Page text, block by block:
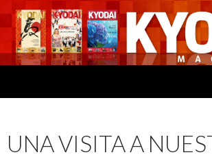
UNA VISITA A